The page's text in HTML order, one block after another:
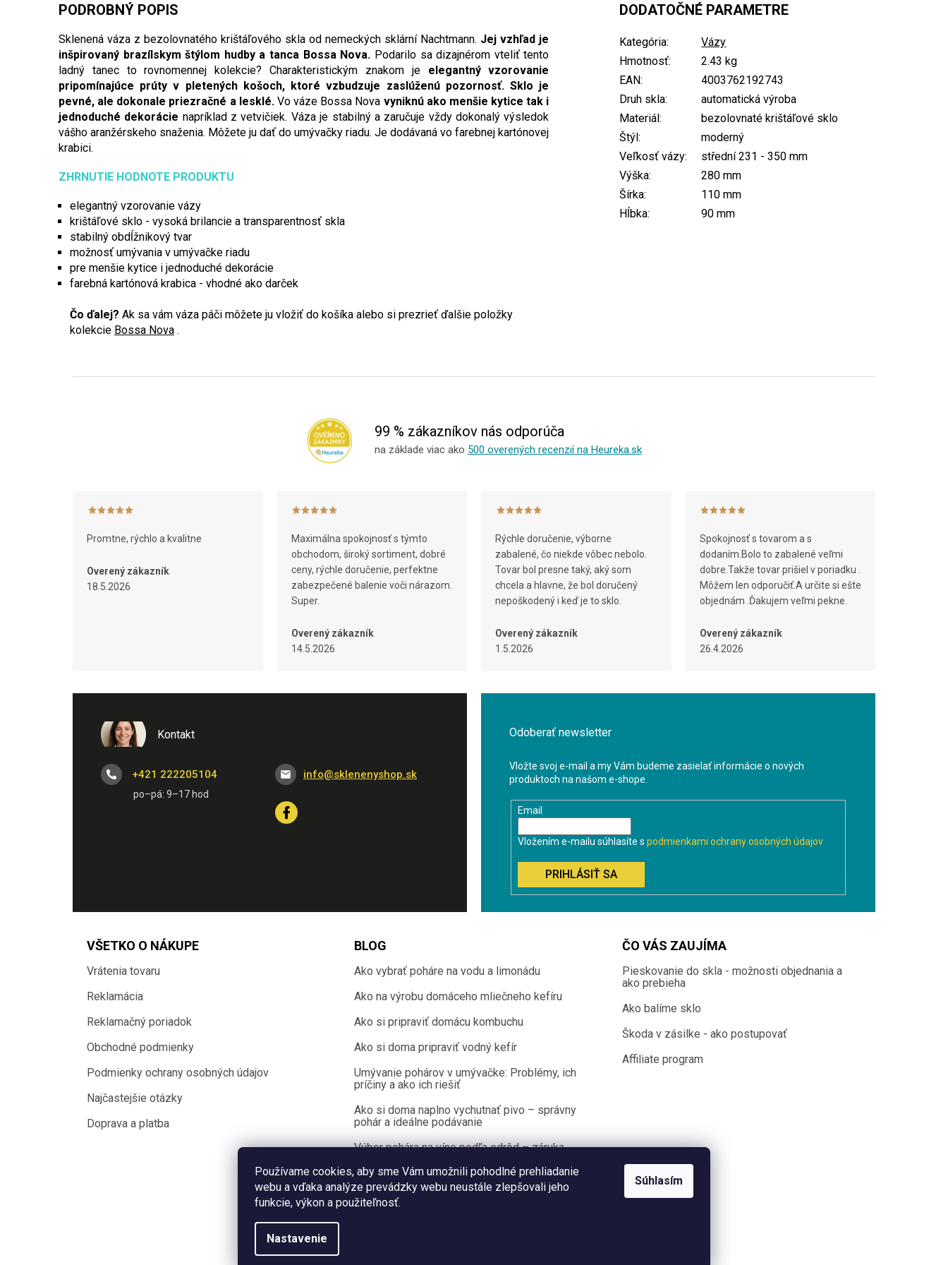
Používame cookies, aby sme Vám umožnili pohodlné prehliadanie
webu a vďaka analýze prevádzky webu neustále zlepšovali jeho
funkcie, výkon a použiteľnosť.
Nastavenie
Súhlasím
PODROBNÝ POPIS
Sklenená váza z bezolovnatého krištáľového skla od nemeckých sklární Nachtmann. Jej vzhľad je
inšpirovaný brazílskym štýlom hudby a tanca Bossa Nova. Podarilo sa dizajnérom vteliť tento
ladný tanec to rovnomennej kolekcie? Charakteristickým znakom je elegantný vzorovanie
pripomínajúce prúty v pletených košoch, ktoré vzbudzuje zaslúženú pozornosť. Sklo je
pevné, ale dokonale priezračné a lesklé. Vo váze Bossa Nova vyniknú ako menšie kytice tak i
jednoduché dekorácie napríklad z vetvičiek. Váza je stabilný a zaručuje vždy dokonalý výsledok
vášho aranžérskeho snaženia. Môžete ju dať do umývačky riadu. Je dodávaná vo farebnej kartónovej
krabici.
ZHRNUTIE HODNOTE PRODUKTU
elegantný vzorovanie vázy
krištáľové sklo - vysoká brilancie a transparentnosť skla
stabilný obdĺžnikový tvar
možnosť umývania v umývačke riadu
pre menšie kytice i jednoduché dekorácie
farebná kartónová krabica - vhodné ako darček
Čo ďalej? Ak sa vám váza páči môžete ju vložiť do košíka alebo si prezrieť ďalšie položky
kolekcie Bossa Nova .
DODATOČNÉ PARAMETRE
Kategória:
Vázy
Hmotnosť:
2.43 kg
EAN:
4003762192743
Druh skla:
automatická výroba
Materiál:
bezolovnaté krištáľové sklo
Štýl:
moderný
Veľkosť vázy:
střední 231 - 350 mm
Výška:
280 mm
Šírka:
110 mm
Hĺbka: 90 mm
99 % zákazníkov nás odporúča
na základe viac ako 500 overených recenzií na Heureka.sk
Promtne, rýchlo a kvalitne
Overený zákazník
18.5.2026
Maximálna spokojnosť s týmto
obchodom, široký sortiment, dobré
ceny, rýchle doručenie, perfektne
zabezpečené balenie voči nárazom.
Super.
Overený zákazník
14.5.2026
Rýchle doručenie, výborne
zabalené, čo niekde vôbec nebolo.
Tovar bol presne taký, aký som
chcela a hlavne, že bol doručený
nepoškodený i keď je to sklo.
Overený zákazník
1.5.2026
Spokojnosť s tovarom a s
dodaním.Bolo to zabalené veľmi
dobre.Takže tovar prišiel v poriadku .
Môžem len odporučiť.A určite si ešte
objednám .Ďakujem veľmi pekne.
Overený zákazník
26.4.2026
Kontakt
info@sklenenyshop.sk
+421 222205104
Odoberať newsletter
Vložte svoj e-mail a my Vám budeme zasielať informácie o nových
produktoch na našom e-shope.
Email
Vložením e-mailu súhlasíte s podmienkami ochrany osobných údajov
PRIHLÁSIŤ SA
VŠETKO O NÁKUPE
Vrátenia tovaru
Reklamácia
Reklamačný poriadok
Obchodné podmienky
Podmienky ochrany osobných údajov
Najčastejšie otázky
Doprava a platba
BLOG
Ako vybrať poháre na vodu a limonádu
Ako na výrobu domáceho mliečneho kefíru
Ako si pripraviť domácu kombuchu
Ako si doma pripraviť vodný kefír
Umývanie pohárov v umývačke: Problémy, ich
príčiny a ako ich riešiť
Ako si doma naplno vychutnať pivo – správny
pohár a ideálne podávanie
Výber pohára na víno podľa odrôd – záruka
ČO VÁS ZAUJÍMA
Pieskovanie do skla - možnosti objednania a
ako prebieha
Ako balíme sklo
Škoda v zásilke - ako postupovať
Affiliate program